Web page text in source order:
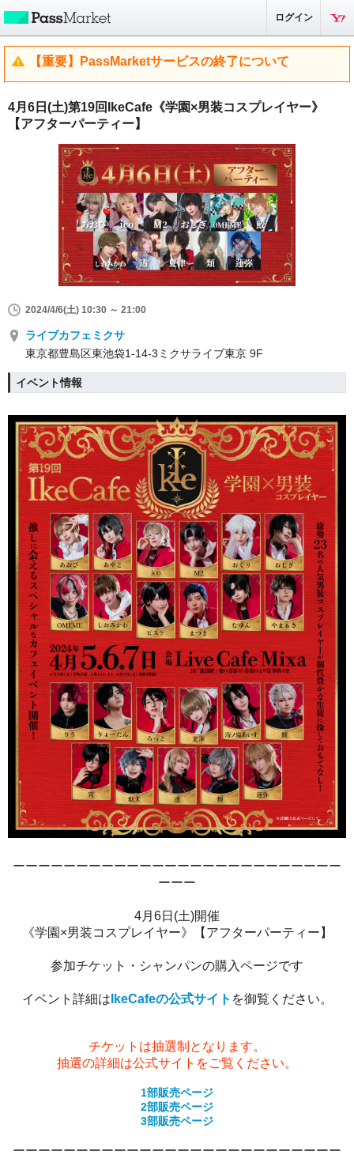
ログイン
【重要】PassMarketサービスの終了について
4月6日(土)第19回IkeCafe《学園×男装コスプレイヤー》
【アフターパーティー】
2024/4/6(土) 10:30 ～ 21:00
ライブカフェミクサ
東京都豊島区東池袋1-14-3ミクサライブ東京 9F
イベント情報
ーーーーーーーーーーーーーーーーーーーーーーーーーー
ーーー
4月6日(土)開催
《学園×男装コスプレイヤー》【アフターパーティー】
参加チケット・シャンパンの購入ページです
イベント詳細は IkeCafeの公式サイト を御覧ください。
チケットは抽選制となります。
抽選の詳細は公式サイトをご覧ください。
1部販売ページ
2部販売ページ
3部販売ページ
ーーーーーーーーーーーーーーーーーーーーーーーーーー